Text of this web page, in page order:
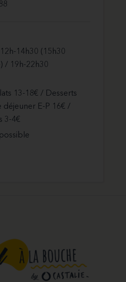
14h30 (15h30
/ 19h-22h30
13-18€ / Desserts
déjeuner E-P 16€ /
3-4€